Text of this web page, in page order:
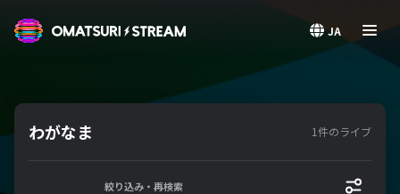
JA
わがなま 1件のライブ
絞り込み・再検索